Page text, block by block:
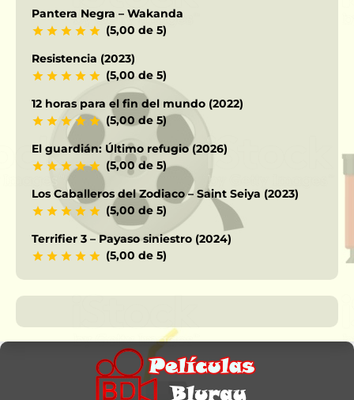
Pantera Negra – Wakanda
(5,00 de 5)
Resistencia (2023)
(5,00 de 5)
12 horas para el fin del mundo (2022)
(5,00 de 5)
El guardián: Último refugio (2026)
(5,00 de 5)
Los Caballeros del Zodiaco – Saint Seiya (2023)
(5,00 de 5)
Terrifier 3 – Payaso siniestro (2024)
(5,00 de 5)